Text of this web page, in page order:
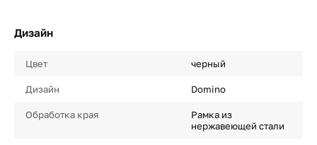
Дизайн
Цвет черный
Дизайн Domino
Обработка края
Рамка из
нержавеющей стали